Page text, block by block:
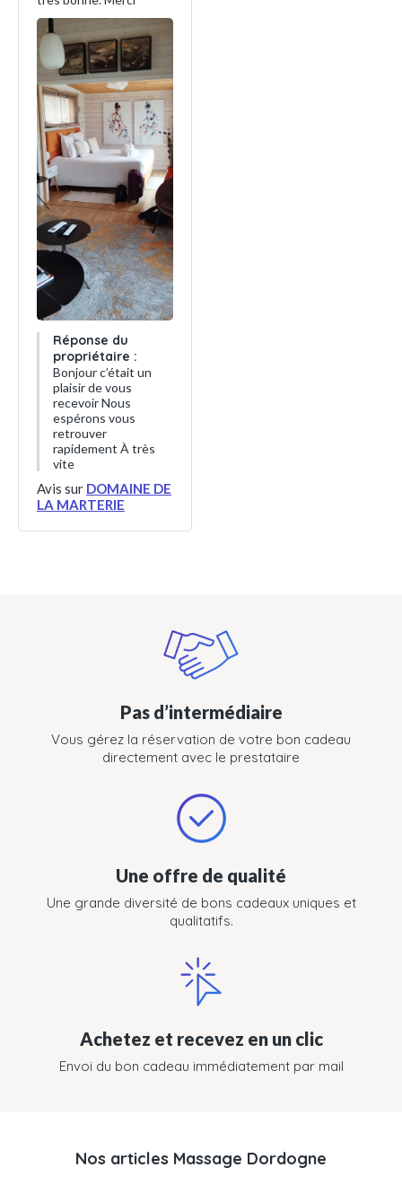
Réponse du
propriétaire :
Bonjour c’était un
plaisir de vous
recevoir Nous
espérons vous
retrouver
rapidement À très
vite
Avis sur DOMAINE DE
LA MARTERIE
Pas d’intermédiaire
Vous gérez la réservation de votre bon cadeau
directement avec le prestataire
Une offre de qualité
Une grande diversité de bons cadeaux uniques et
qualitatifs.
Achetez et recevez en un clic
Envoi du bon cadeau immédiatement par mail
Nos articles Massage Dordogne